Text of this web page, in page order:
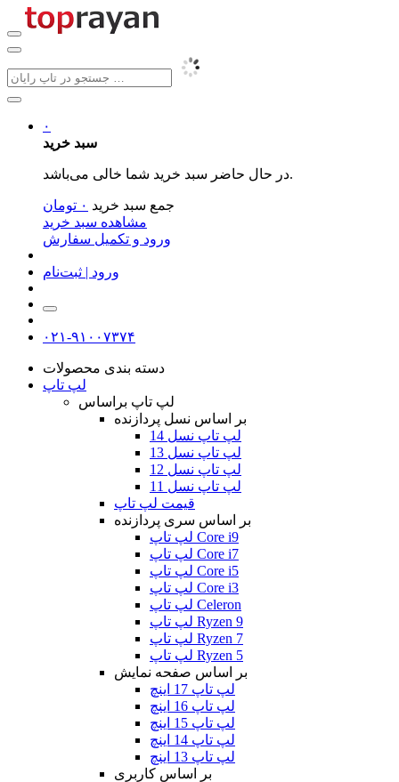
۰
سبد خرید
در حال حاضر سبد خرید شما خالی می‌باشد.
جمع سبد خرید ۰ تومان
مشاهده سبد خرید
ورود و تکمیل سفارش
ورود | ثبت‌نام
۰۲۱-۹۱۰۰۷۳۷۴
دسته بندی محصولات
لپ تاپ
لپ تاپ براساس
بر اساس نسل پردازنده
لپ تاپ نسل 14
لپ تاپ نسل 13
لپ تاپ نسل 12
لپ تاپ نسل 11
قیمت لپ تاپ
بر اساس سری پردازنده
لپ تاپ Core i9
لپ تاپ Core i7
لپ تاپ Core i5
لپ تاپ Core i3
لپ تاپ Celeron
لپ تاپ Ryzen 9
لپ تاپ Ryzen 7
لپ تاپ Ryzen 5
بر اساس صفحه نمایش
لپ تاپ 17 اینچ
لپ تاپ 16 اینچ
لپ تاپ 15 اینچ
لپ تاپ 14 اینچ
لپ تاپ 13 اینچ
بر اساس کاربری